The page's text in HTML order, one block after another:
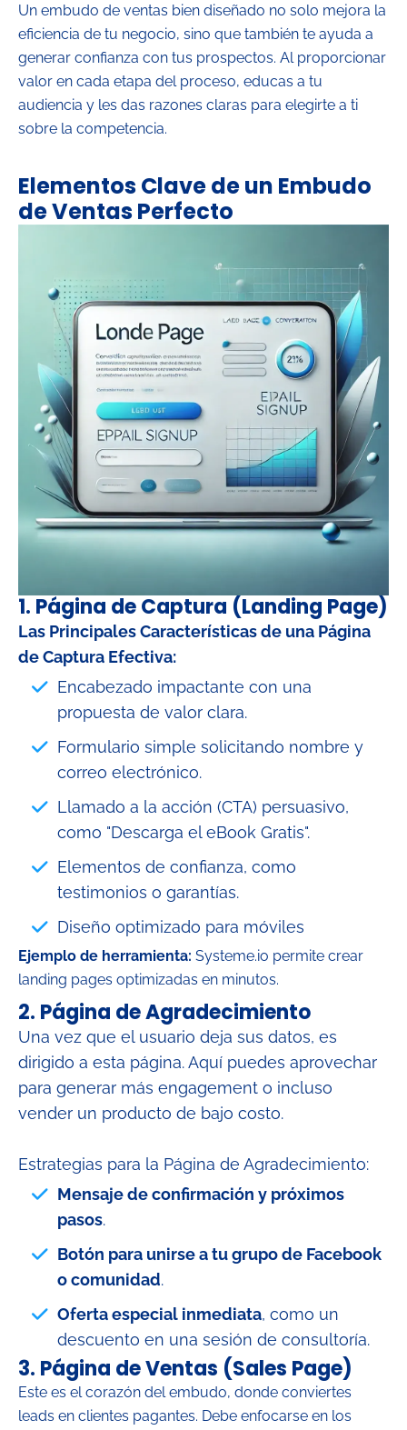
Un embudo de ventas bien diseñado no solo mejora la
eficiencia de tu negocio, sino que también te ayuda a
generar confianza con tus prospectos. Al proporcionar
valor en cada etapa del proceso, educas a tu
audiencia y les das razones claras para elegirte a ti
sobre la competencia.
Elementos Clave de un Embudo
de Ventas Perfecto
1. Página de Captura (Landing Page)
Las Principales Características de una Página
de Captura Efectiva:
Encabezado impactante con una
propuesta de valor clara.
Formulario simple solicitando nombre y
correo electrónico.
Llamado a la acción (CTA) persuasivo,
como "Descarga el eBook Gratis".
Elementos de confianza, como
testimonios o garantías.
Diseño optimizado para móviles
Ejemplo de herramienta: Systeme.io permite crear
landing pages optimizadas en minutos.
2. Página de Agradecimiento
Una vez que el usuario deja sus datos, es
dirigido a esta página. Aquí puedes aprovechar
para generar más engagement o incluso
vender un producto de bajo costo.
Estrategias para la Página de Agradecimiento:
Mensaje de confirmación y próximos
pasos.
Botón para unirse a tu grupo de Facebook
o comunidad.
Oferta especial inmediata, como un
descuento en una sesión de consultoría.
3. Página de Ventas (Sales Page)
Este es el corazón del embudo, donde conviertes
leads en clientes pagantes. Debe enfocarse en los